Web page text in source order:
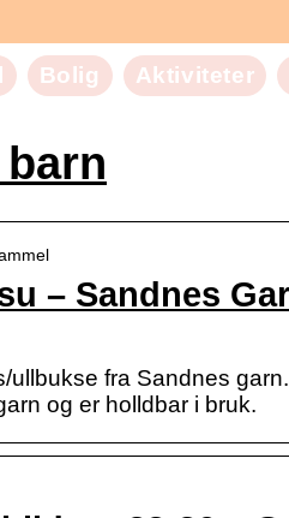
Bolig Aktiviteter
– Sandnes
fra Sandnes
og er holldbar i bruk.